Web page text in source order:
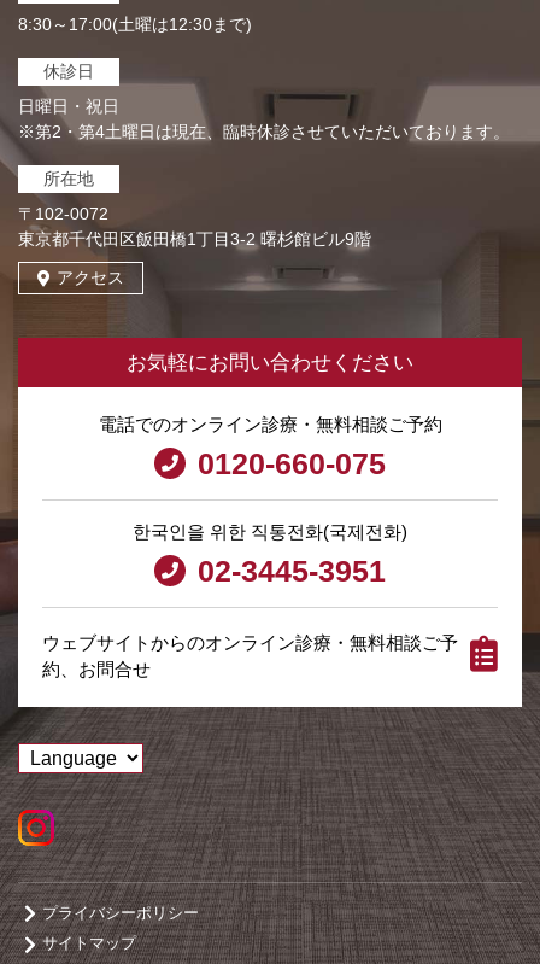
8:30～17:00(土曜は12:30まで)
休診日
日曜日・祝日
※第2・第4土曜日は現在、臨時休診させていただいております。
所在地
〒102-0072
東京都千代田区飯田橋1丁目3-2 曙杉館ビル9階
アクセス
お気軽にお問い合わせください
電話でのオンライン診療・無料相談ご予約
0120-660-075
한국인을 위한 직통전화(국제전화)
02-3445-3951
ウェブサイトからのオンライン診療・無料相談ご予
約、お問合せ
プライバシーポリシー
サイトマップ